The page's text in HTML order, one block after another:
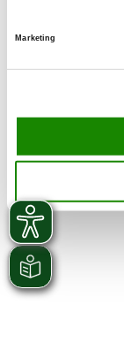
Marketing